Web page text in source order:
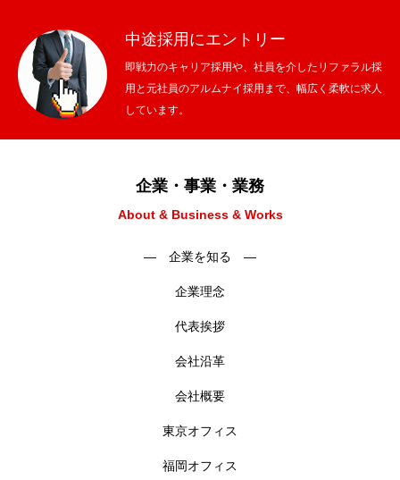
中途採用にエントリー
即戦力のキャリア採用や、社員を介したリファラル採
用と元社員のアルムナイ採用まで、幅広く柔軟に求人
しています。
企業・事業・業務
About & Business & Works
― 企業を知る ―
企業理念
代表挨拶
会社沿革
会社概要
東京オフィス
福岡オフィス